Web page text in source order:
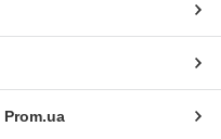
Prom.ua